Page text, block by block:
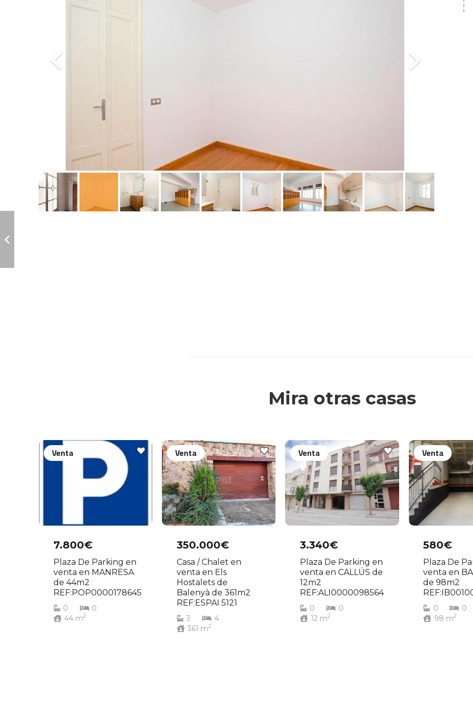
Mira otras casas
7.800€
Plaza De Parking en
venta en MANRESA
de 44m2
REF:POP0000178645
0
0
44 m2
Venta
350.000€
Casa / Chalet en
venta en Els
Hostalets de
Balenyà de 361m2
REF:ESPAI 5121
3
4
361 m2
Venta
3.340€
Plaza De Parking en
venta en CALLÚS de
12m2
REF:ALI0000098564
0
0
12 m2
Venta
580€
Plaza De
venta en
de 98m2
0
0
98 m2
Venta